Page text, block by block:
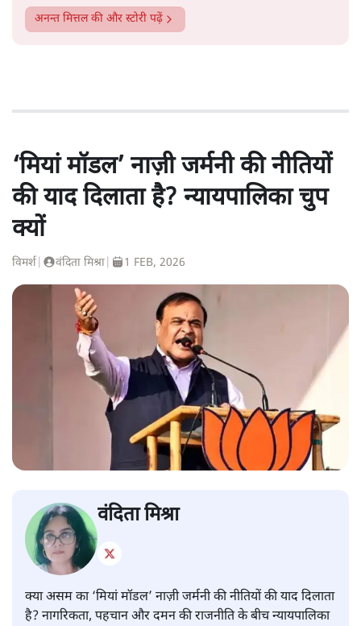
अनन्त मित्तलकी और स्टोरी पढ़ें
‘मियां मॉडल’ नाज़ी जर्मनी की नीतियों
की याद दिलाता है? न्यायपालिका चुप
क्यों
विमर्श वंदिता मिश्रा 1 FEB, 2026
वंदिता मिश्रा
क्या असम का ‘मियां मॉडल’ नाज़ी जर्मनी की नीतियों की याद दिलाता
है? नागरिकता, पहचान और दमन की राजनीति के बीच न्यायपालिका